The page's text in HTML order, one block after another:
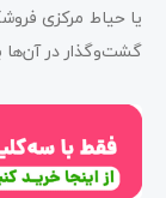
یا حیاط مرکزی
گشت‌وگذار در آن‌ها